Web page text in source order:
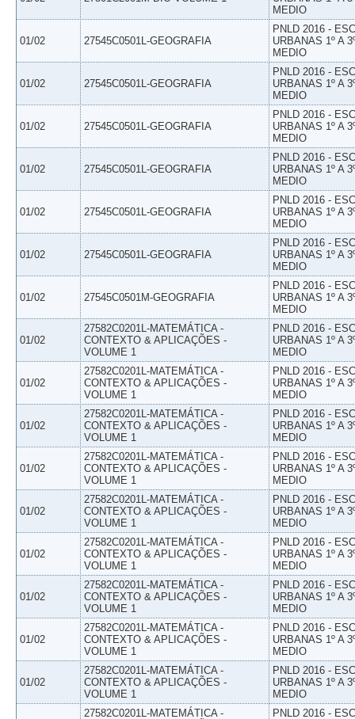
MEDIO
01/02 27545C0501L-GEOGRAFIA
PNLD 2016 -
URBANAS 1º A
MEDIO
01/02 27545C0501L-GEOGRAFIA
PNLD 2016 -
URBANAS 1º A
MEDIO
01/02 27545C0501L-GEOGRAFIA
PNLD 2016 -
URBANAS 1º A
MEDIO
01/02 27545C0501L-GEOGRAFIA
PNLD 2016 -
URBANAS 1º A
MEDIO
01/02 27545C0501L-GEOGRAFIA
PNLD 2016 -
URBANAS 1º A
MEDIO
01/02 27545C0501L-GEOGRAFIA
PNLD 2016 -
URBANAS 1º A
MEDIO
01/02 27545C0501M-GEOGRAFIA
PNLD 2016 -
URBANAS 1º A
MEDIO
01/02
27582C0201L-MATEMÁTICA -
CONTEXTO & APLICAÇÕES -
VOLUME 1
PNLD 2016 -
URBANAS 1º A
MEDIO
01/02
27582C0201L-MATEMÁTICA -
CONTEXTO & APLICAÇÕES -
VOLUME 1
PNLD 2016 -
URBANAS 1º A
MEDIO
01/02
27582C0201L-MATEMÁTICA -
CONTEXTO & APLICAÇÕES -
VOLUME 1
PNLD 2016 -
URBANAS 1º A
MEDIO
01/02
27582C0201L-MATEMÁTICA -
CONTEXTO & APLICAÇÕES -
VOLUME 1
PNLD 2016 -
URBANAS 1º A
MEDIO
01/02
27582C0201L-MATEMÁTICA -
CONTEXTO & APLICAÇÕES -
VOLUME 1
PNLD 2016 -
URBANAS 1º A
MEDIO
01/02
27582C0201L-MATEMÁTICA -
CONTEXTO & APLICAÇÕES -
VOLUME 1
PNLD 2016 -
URBANAS 1º A
MEDIO
01/02
27582C0201L-MATEMÁTICA -
CONTEXTO & APLICAÇÕES -
VOLUME 1
PNLD 2016 -
URBANAS 1º A
MEDIO
01/02
27582C0201L-MATEMÁTICA -
CONTEXTO & APLICAÇÕES -
VOLUME 1
PNLD 2016 -
URBANAS 1º A
MEDIO
01/02
27582C0201L-MATEMÁTICA -
CONTEXTO & APLICAÇÕES -
VOLUME 1
PNLD 2016 -
URBANAS 1º A
MEDIO
27582C0201L-MATEMÁTICA -
PNLD 2016 -